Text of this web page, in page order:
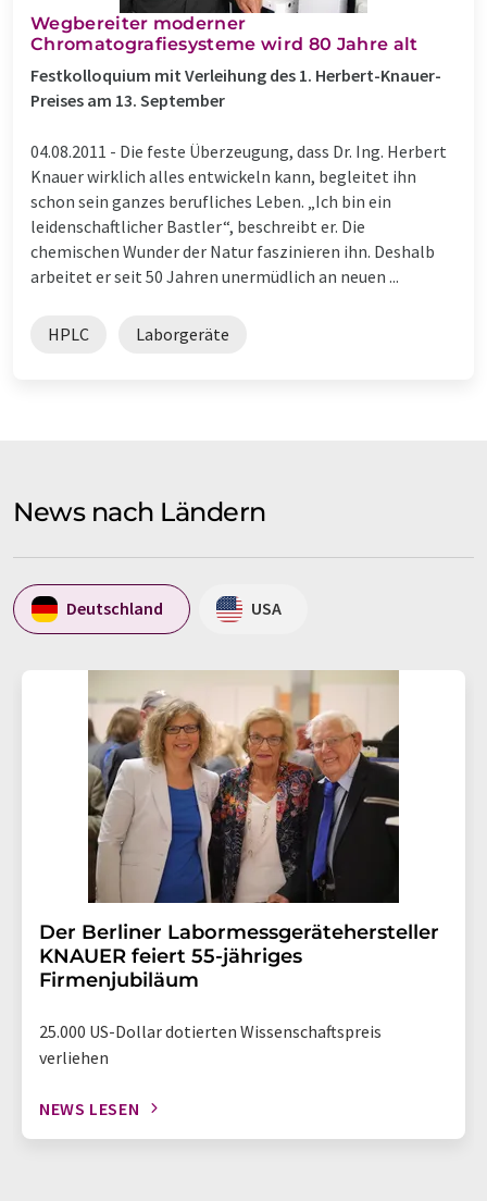
Wegbereiter moderner
Chromatografiesysteme wird 80 Jahre alt
Festkolloquium mit Verleihung des 1. Herbert-Knauer-
Preises am 13. September
04.08.2011 - Die feste Überzeugung, dass Dr. Ing. Herbert
Knauer wirklich alles entwickeln kann, begleitet ihn
schon sein ganzes berufliches Leben. „Ich bin ein
leidenschaftlicher Bastler“, beschreibt er. Die
chemischen Wunder der Natur faszinieren ihn. Deshalb
arbeitet er seit 50 Jahren unermüdlich an neuen ...
HPLC Laborgeräte
News nach Ländern
Deutschland USA
Der Berliner Labormessgerätehersteller
KNAUER feiert 55-jähriges
Firmenjubiläum
25.000 US-Dollar dotierten Wissenschaftspreis
verliehen
NEWS LESEN